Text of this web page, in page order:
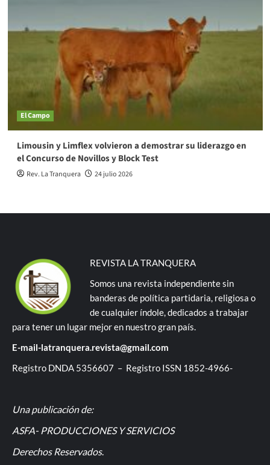
El Campo
Limousin y Limflex volvieron a demostrar su liderazgo en
el Concurso de Novillos y Block Test
Rev. La Tranquera 24 julio 2026
REVISTA LA TRANQUERA
Somos una revista independiente sin
banderas de política partidaria, religiosa o
de cualquier índole, dedicados a trabajar
para tener un lugar mejor en nuestro gran país.
E-mail-latranquera.revista@gmail.com
Registro DNDA 5356607 – Registro ISSN 1852-4966-
Una publicación de:
ASFA- PRODUCCIONES Y SERVICIOS
Derechos Reservados.